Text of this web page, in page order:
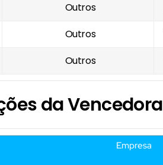
Outros
Outros
Outros
da Vencedora
Empresa